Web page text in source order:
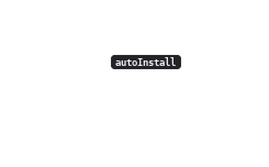
autoInstall